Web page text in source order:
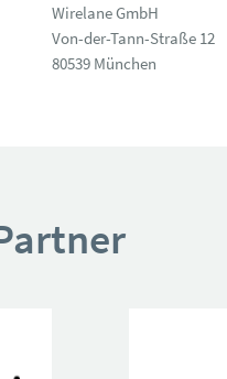
Wirelane GmbH
Von-der-Tann-Straße 12
80539 München